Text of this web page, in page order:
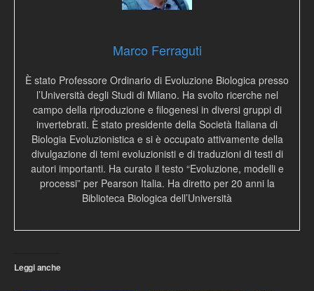
Marco Ferraguti
È stato Professore Ordinario di Evoluzione Biologica presso
l’Università degli Studi di Milano. Ha svolto ricerche nel
campo della riproduzione e filogenesi in diversi gruppi di
invertebrati. È stato presidente della Società Italiana di
Biologia Evoluzionistica e si è occupato attivamente della
divulgazione di temi evoluzionisti e di traduzioni di testi di
autori importanti. Ha curato il testo “Evoluzione, modelli e
processi” per Pearson Italia. Ha diretto per 20 anni la
Biblioteca Biologica dell’Università
Leggi anche